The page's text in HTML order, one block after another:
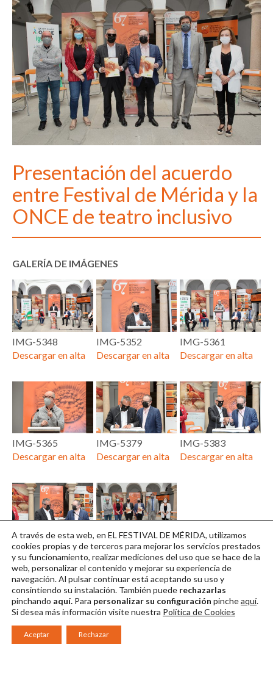
Presentación del acuerdo
entre Festival de Mérida y la
ONCE de teatro inclusivo
GALERÍA DE IMÁGENES
IMG-5348
Descargar en alta
IMG-5352
Descargar en alta
IMG-5361
Descargar en alta
IMG-5365
Descargar en alta
IMG-5379
Descargar en alta
IMG-5383
Descargar en alta
IMG-5393
Descargar en alta
IMG-5400
Descargar en alta
A través de esta web, en EL FESTIVAL DE MÉRIDA, utilizamos
cookies propias y de terceros para mejorar los servicios prestados
y su funcionamiento, realizar mediciones del uso que se hace de la
web, personalizar el contenido y mejorar su experiencia de
navegación. Al pulsar continuarestá aceptando su uso y
consintiendo su instalación. También puede rechazarlas
pinchando aquí. Para personalizar su configuración pincheaquí.
Si desea más información visite nuestra Política de Cookies
Aceptar Rechazar